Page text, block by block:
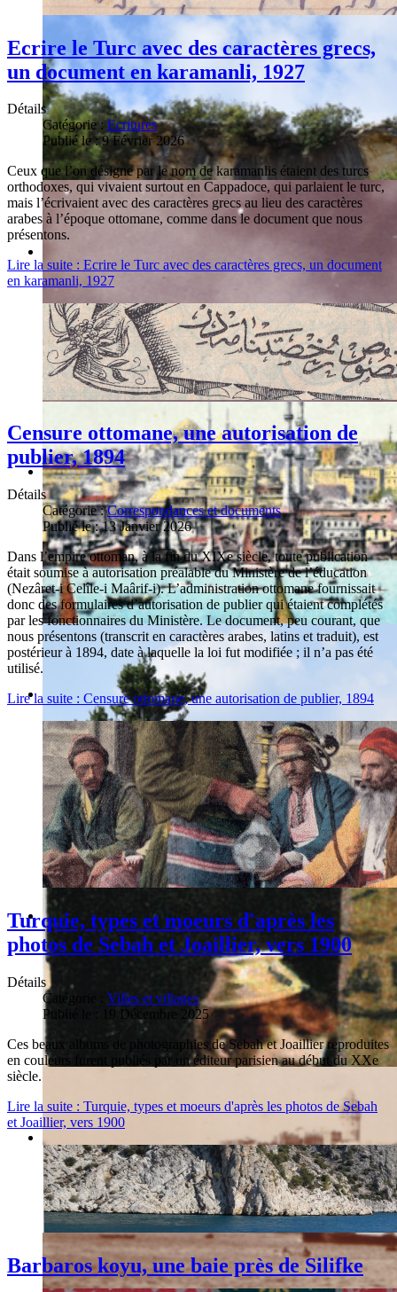
Ecrire le Turc avec des caractères grecs,
un document en karamanli, 1927
Détails
Catégorie :Ecritures
Publié le : 9 Février 2026
Ceux que l’on désigne par le nom de karamanlis étaient des turcs
orthodoxes, qui vivaient surtout en Cappadoce, qui parlaient le turc,
mais l’écrivaient avec des caractères grecs au lieu des caractères
arabes à l’époque ottomane, comme dans le document que nous
présentons.
Lire la suite : Ecrire le Turc avec des caractères grecs, un document
en karamanli, 1927
Censure ottomane, une autorisation de
publier, 1894
Détails
Catégorie :Correspondances et documents
Publié le : 13 Janvier 2026
Dans l’empire ottoman, à la fin du XIXe siècle, toute publication
était soumise à autorisation préalable du Ministère de l’éducation
(Nezâret-i Celîle-i Maârif-i). L’administration ottomane fournissait
donc des formulaires d’autorisation de publier qui étaient complétés
par les fonctionnaires du Ministère. Le document, peu courant, que
nous présentons (transcrit en caractères arabes, latins et traduit), est
postérieur à 1894, date à laquelle la loi fut modifiée ; il n’a pas été
utilisé.
Lire la suite : Censure ottomane, une autorisation de publier, 1894
Turquie, types et moeurs d'après les
photos de Sebah et Joaillier, vers 1900
Détails
Catégorie : Villes et villages
Publié le : 19 Décembre 2025
Ces beaux albums de photographies de Sebah et Joaillier reproduites
en couleurs furent publiés par un éditeur parisien au début du XXe
siècle.
Lire la suite : Turquie, types et moeurs d'après les photos de Sebah
et Joaillier, vers 1900
Barbaros koyu, une baie près de Silifke